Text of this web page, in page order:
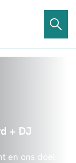
+ DJ
en ons doel